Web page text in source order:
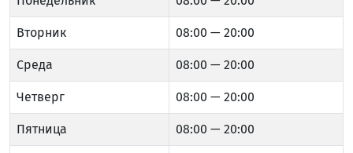
Вторник 08:00 — 20:00
Среда 08:00 — 20:00
Четверг 08:00 — 20:00
Пятница 08:00 — 20:00